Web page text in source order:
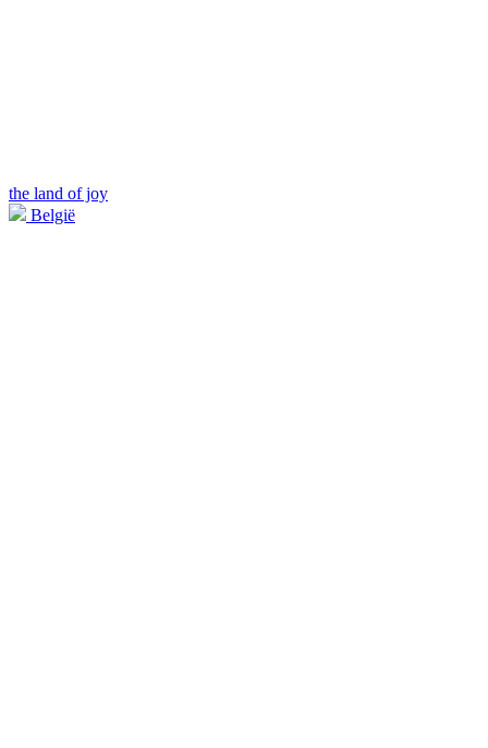
the land of joy
België